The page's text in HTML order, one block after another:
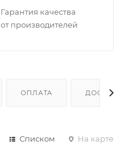
Гарантия качества
от производителей
ОПЛАТА
Списком На карте